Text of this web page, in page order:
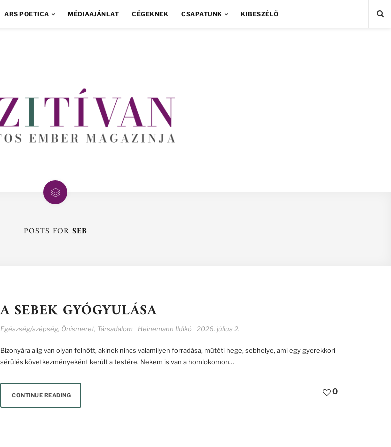
ARS POETICA MÉDIAAJÁNLAT CÉGEKNEK CSAPATUNK KIBESZÉLŐ
POSTS FOR SEB
A SEBEK GYÓGYULÁSA
Egészség/szépség, Önismeret, Társadalom - Heinemann Ildikó - 2026. július 2.
Bizonyára alig van olyan felnőtt, akinek nincs valamilyen forradása, műtéti hege, sebhelye, ami egy gyerekkori
sérülés következményeként került a testére. Nekem is van a homlokomon…
CONTINUE READING 0